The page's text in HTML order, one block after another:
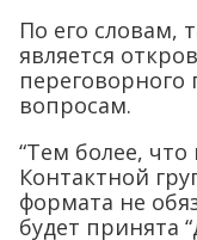
По его словам,
является
переговорного
вопросам.
“Тем более,
Контактной
формата не
будет принята